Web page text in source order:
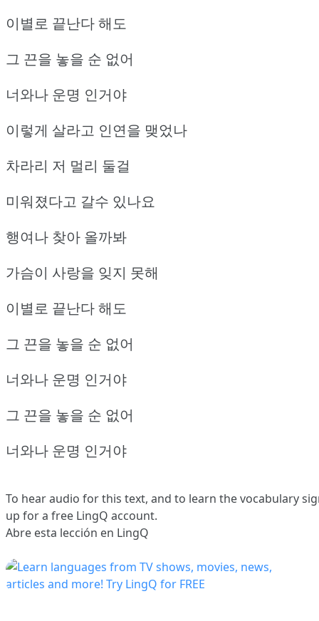
이별로 끝난다 해도
그 끈을 놓을 순 없어
너와나 운명 인거야
이렇게 살라고 인연을 맺었나
차라리 저 멀리 둘걸
미워졌다고 갈수 있나요
행여나 찾아 올까봐
가슴이 사랑을 잊지 못해
이별로 끝난다 해도
그 끈을 놓을 순 없어
너와나 운명 인거야
그 끈을 놓을 순 없어
너와나 운명 인거야
To hear audio for this text, and to learn the vocabulary
up for a free LingQ account.
Abre esta lección en LingQ